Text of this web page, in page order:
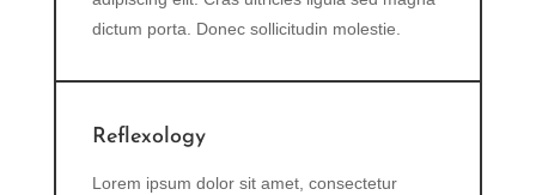
dictum porta. Donec sollicitudin molestie.
Reflexology
Lorem ipsum dolor sit amet, consectetur